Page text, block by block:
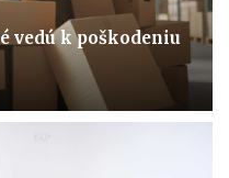
vedú k poškodeniu